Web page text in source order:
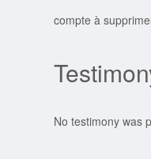
compte à
No testimony was